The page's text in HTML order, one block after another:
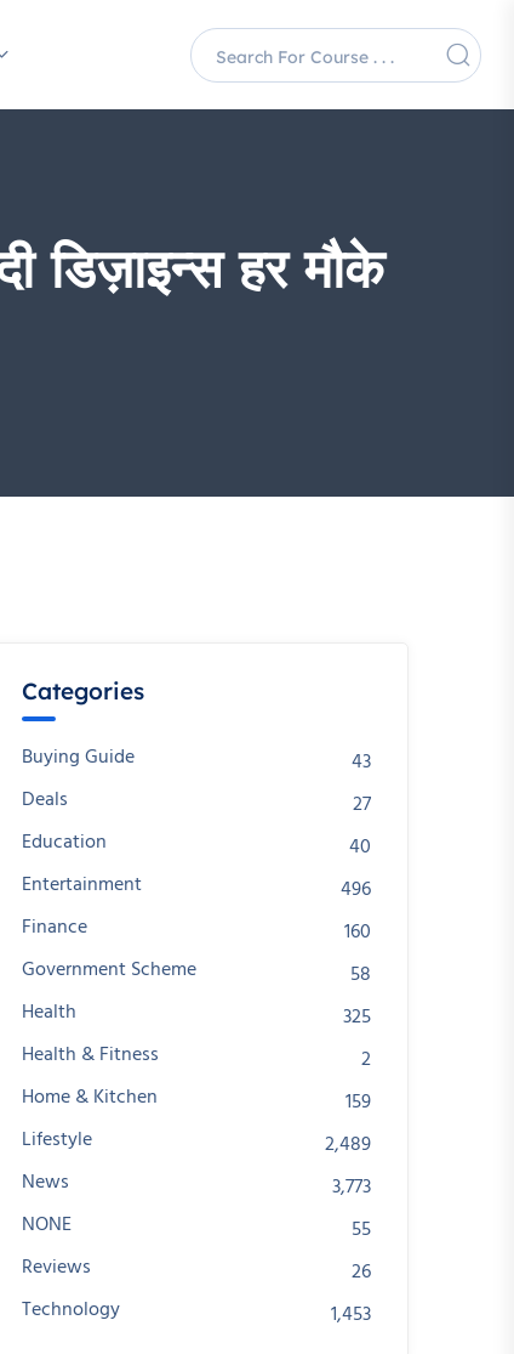
हर मौके
Categories
Buying Guide
43
Deals
27
Education
40
Entertainment
496
Finance
160
Government Scheme
58
Health
325
Health & Fitness
2
Home & Kitchen
159
Lifestyle
2,489
News
3,773
NONE
55
Reviews
26
Technology
1,453